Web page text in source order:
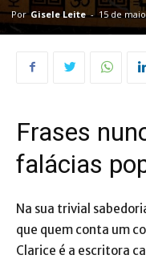
Por Gisele Leite - 15 de
Frases
falácias
Na sua trivial
que quem conta um
Clarice é a escritora